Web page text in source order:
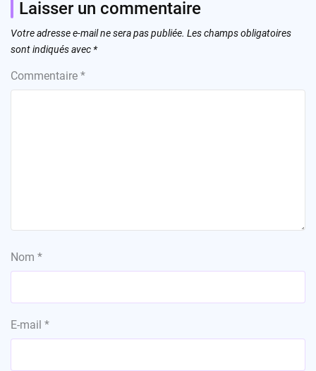
Laisser un commentaire
Votre adresse e-mail ne sera pas publiée. Les champs obligatoires
sont indiqués avec *
Commentaire *
Nom *
E-mail *